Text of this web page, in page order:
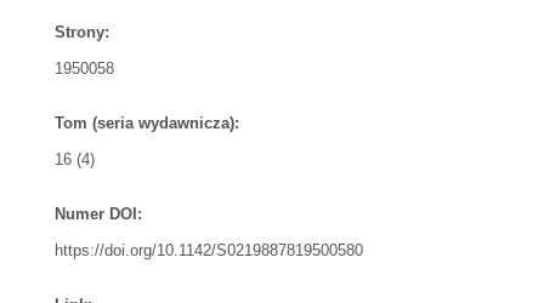
Strony:
1950058
Tom (seria wydawnicza):
16 (4)
Numer DOI:
https://doi.org/10.1142/S0219887819500580